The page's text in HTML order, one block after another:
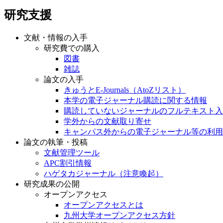
研究支援
文献・情報の入手
研究費での購入
図書
雑誌
論文の入手
きゅうとE-Journals（AtoZリスト）
本学の電子ジャーナル購読に関する情報
購読していないジャーナルのフルテキスト
学外からの文献取り寄せ
キャンパス外からの電子ジャーナル等の利用
論文の執筆・投稿
文献管理ツール
APC割引情報
ハゲタカジャーナル（注意喚起）
研究成果の公開
オープンアクセス
オープンアクセスとは
九州大学オープンアクセス方針